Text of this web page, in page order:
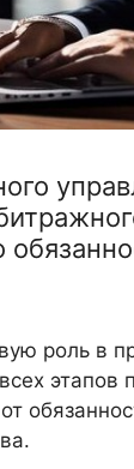
роль в
этапов